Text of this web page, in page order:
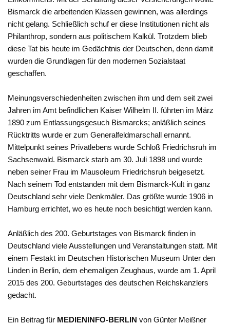
Bismarck die arbeitenden Klassen gewinnen, was allerdings
nicht gelang. Schließlich schuf er diese Institutionen nicht als
Philanthrop, sondern aus politischem Kalkül. Trotzdem blieb
diese Tat bis heute im Gedächtnis der Deutschen, denn damit
wurden die Grundlagen für den modernen Sozialstaat
geschaffen.
Meinungsverschiedenheiten zwischen ihm und dem seit zwei
Jahren im Amt befindlichen Kaiser Wilhelm II. führten im März
1890 zum Entlassungsgesuch Bismarcks; anläßlich seines
Rücktritts wurde er zum Generalfeldmarschall ernannt.
Mittelpunkt seines Privatlebens wurde Schloß Friedrichsruh im
Sachsenwald. Bismarck starb am 30. Juli 1898 und wurde
neben seiner Frau im Mausoleum Friedrichsruh beigesetzt.
Nach seinem Tod entstanden mit dem Bismarck-Kult in ganz
Deutschland sehr viele Denkmäler. Das größte wurde 1906 in
Hamburg errichtet, wo es heute noch besichtigt werden kann.
Anläßlich des 200. Geburtstages von Bismarck finden in
Deutschland viele Ausstellungen und Veranstaltungen statt. Mit
einem Festakt im Deutschen Historischen Museum Unter den
Linden in Berlin, dem ehemaligen Zeughaus, wurde am 1. April
2015 des 200. Geburtstages des deutschen Reichskanzlers
gedacht.
Ein Beitrag für MEDIENINFO-BERLINvon Günter Meißner